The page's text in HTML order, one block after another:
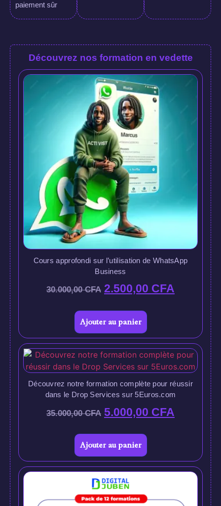
paiement sûr
Découvrez nos formation en vedette
Cours approfondi sur l’utilisation de WhatsApp
Business
30.000,00CFA 2.500,00 CFA
Ajouter au panier
Découvrez notre formation complète pour réussir
dans le Drop Services sur 5Euros.com
35.000,00CFA 5.000,00 CFA
Ajouter au panier